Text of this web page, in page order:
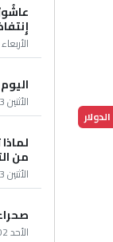
الأربعاء 05 آب 2026
الأثنين 03 آب 2026
من
الأثنين 03 آب 2026
الأحد 02 آب 2026